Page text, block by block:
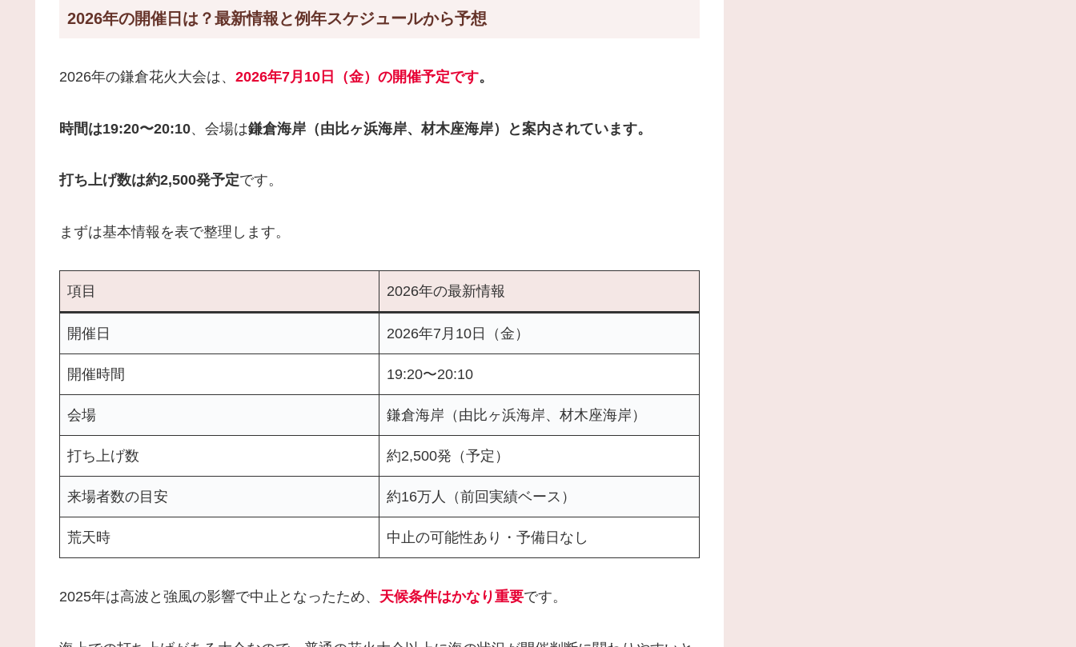
2026年の開催日は？最新情報と例年スケジュールから予想
2026年の鎌倉花火大会は、 2026年7月10日（金）の開催予定です。
時間は19:20〜20:10、会場は鎌倉海岸（由比ヶ浜海岸、材木座海岸）と案内されています。
打ち上げ数は約2,500発予定です。
まずは基本情報を表で整理します。
項目 2026年の最新情報
開催日 2026年7月10日（金）
開催時間 19:20〜20:10
会場 鎌倉海岸（由比ヶ浜海岸、材木座海岸）
打ち上げ数 約2,500発（予定）
来場者数の目安 約16万人（前回実績ベース）
荒天時 中止の可能性あり・予備日なし
2025年は高波と強風の影響で中止となったため、 天候条件はかなり重要です。